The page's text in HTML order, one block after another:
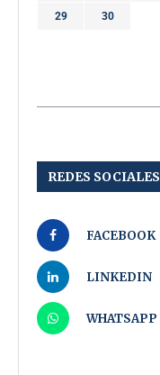
29 30
REDES SOCIALES
FACEBOOK
LINKEDIN
WHATSAPP